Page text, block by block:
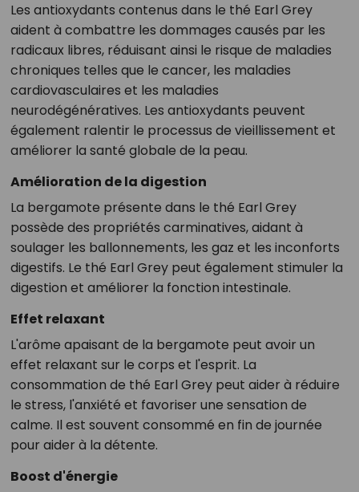
Les antioxydants contenus dans le thé Earl Grey
aident à combattre les dommages causés par les
radicaux libres, réduisant ainsi le risque de maladies
chroniques telles que le cancer, les maladies
cardiovasculaires et les maladies
neurodégénératives. Les antioxydants peuvent
également ralentir le processus de vieillissement et
améliorer la santé globale de la peau.
Amélioration de la digestion
La bergamote présente dans le thé Earl Grey
possède des propriétés carminatives, aidant à
soulager les ballonnements, les gaz et les inconforts
digestifs. Le thé Earl Grey peut également stimuler la
digestion et améliorer la fonction intestinale.
Effet relaxant
L'arôme apaisant de la bergamote peut avoir un
effet relaxant sur le corps et l'esprit. La
consommation de thé Earl Grey peut aider à réduire
le stress, l'anxiété et favoriser une sensation de
calme. Il est souvent consommé en fin de journée
pour aider à la détente.
Boost d'énergie